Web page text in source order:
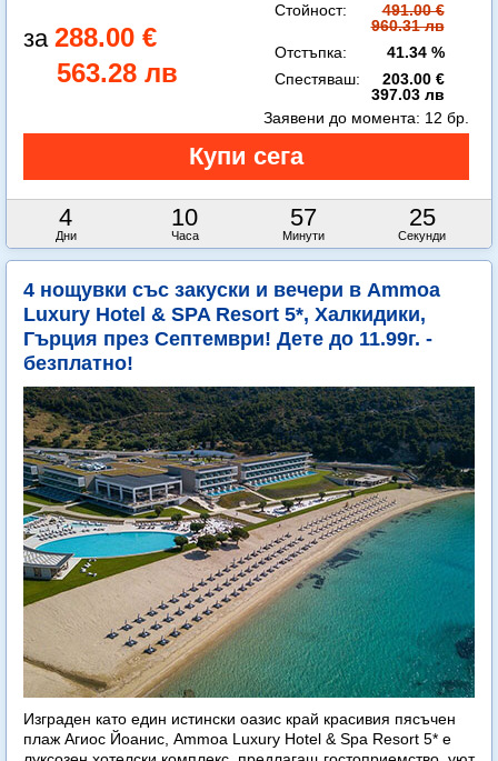
288.00 €
563.28 лв
Стойност:
491.00 €
960.31 лв
Отстъпка:
41.34 %
Спестяваш:
203.00 €
397.03 лв
4
Дни
10
Часа
57
Минути
23
Секунди
Заявени до момента: 12 бр.
4 нощувки със закуски и вечери в Ammoa
Luxury Hotel & SPA Resort 5*, Халкидики,
Гърция през Септември! Дете до 11.99г. -
безплатно!
Изграден като един истински оазис край красивия пясъчен
плаж Агиос Йоанис, Ammoa Luxury Hotel & Spa Resort 5* е